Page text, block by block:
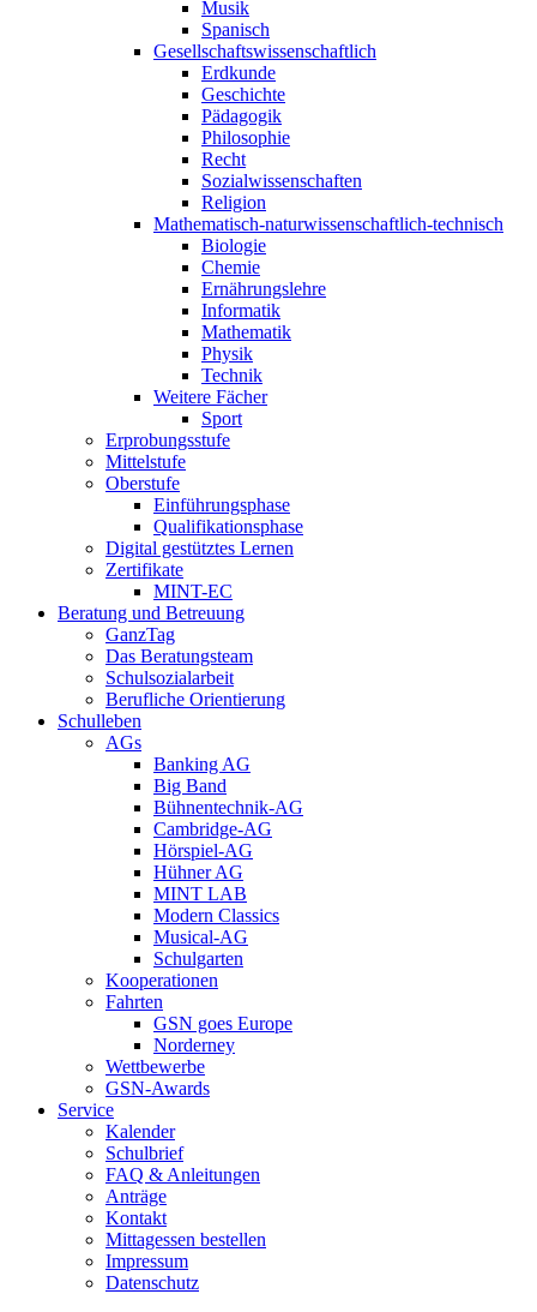
Musik
Spanisch
Gesellschaftswissenschaftlich
Erdkunde
Geschichte
Pädagogik
Philosophie
Recht
Sozialwissenschaften
Religion
Mathematisch-naturwissenschaftlich-technisch
Biologie
Chemie
Ernährungslehre
Informatik
Mathematik
Physik
Technik
Weitere Fächer
Sport
Erprobungsstufe
Mittelstufe
Oberstufe
Einführungsphase
Qualifikationsphase
Digital gestütztes Lernen
Zertifikate
MINT-EC
Beratung und Betreuung
GanzTag
Das Beratungsteam
Schulsozialarbeit
Berufliche Orientierung
Schulleben
AGs
Banking AG
Big Band
Bühnentechnik-AG
Cambridge-AG
Hörspiel-AG
Hühner AG
MINT LAB
Modern Classics
Musical-AG
Schulgarten
Kooperationen
Fahrten
GSN goes Europe
Norderney
Wettbewerbe
GSN-Awards
Service
Kalender
Schulbrief
FAQ & Anleitungen
Anträge
Kontakt
Mittagessen bestellen
Impressum
Datenschutz